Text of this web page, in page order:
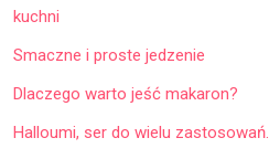
kuchni
Smaczne i proste jedzenie
Dlaczego warto jeść makaron?
Halloumi, ser do wielu zastosowań.